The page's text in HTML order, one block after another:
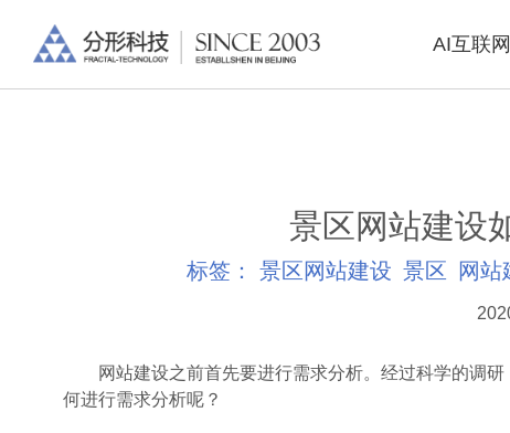
AI互联
景区网站建设
标签： 景区网站建设 景区 网站
网站建设之前首先要进行需求分析。经过科学的调研
何进行需求分析呢？